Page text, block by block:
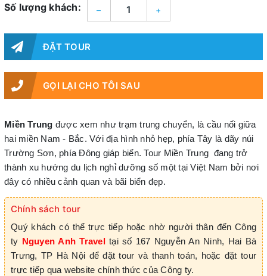
Số lượng khách: – +
ĐẶT TOUR
GỌI LẠI CHO TÔI SAU
Miền Trung được xem như trạm trung chuyển, là cầu nối giữa
hai miền Nam - Bắc. Với địa hình nhỏ hẹp, phía Tây là dãy núi
Trường Sơn, phía Đông giáp biển. Tour Miền Trung đang trở
thành xu hướng du lịch nghỉ dưỡng số một tại Việt Nam bởi nơi
đây có nhiều cảnh quan và bãi biển đẹp.
Chính sách tour
Quý khách có thể trực tiếp hoặc nhờ người thân đến Công
ty Nguyen Anh Travel
tại số 167 Nguyễn An Ninh, Hai Bà
Trưng, TP Hà Nội để đặt tour và thanh toán, hoặc đặt tour
trực tiếp qua website chính thức của Công ty.